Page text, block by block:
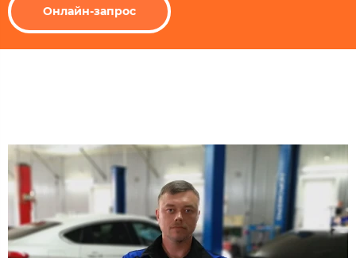
Онлайн-запрос